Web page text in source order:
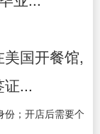
国开餐馆,
...
份；开店后需要个